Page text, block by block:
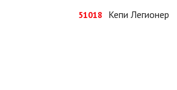
51018 Кепи Легионер